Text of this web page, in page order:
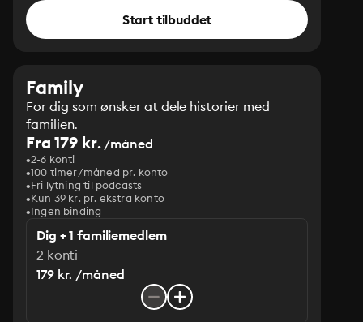
Start tilbuddet
Family
For dig som ønsker at dele historier med
familien.
Fra 179 kr./måned
2-6 konti
100 timer/måned pr. konto
Fri lytning til podcasts
Kun 39 kr. pr. ekstra konto
Ingen binding
Dig + 1 familiemedlem
2 konti
179 kr. /måned